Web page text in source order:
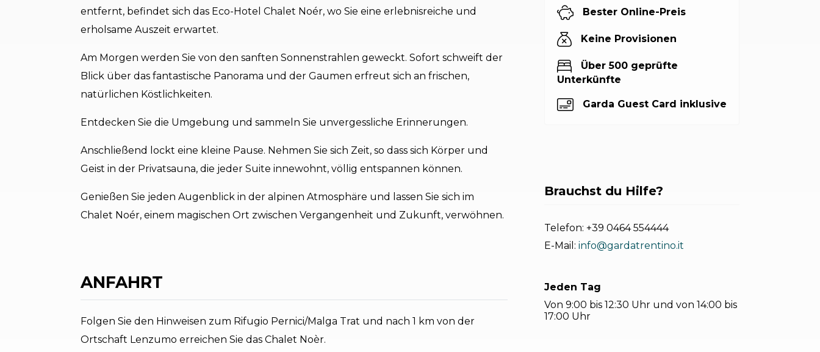
entfernt, befindet sich das Eco-Hotel Chalet Noér, wo Sie eine erlebnisreiche und
erholsame Auszeit erwartet.
Am Morgen werden Sie von den sanften Sonnenstrahlen geweckt. Sofort schweift der
Blick über das fantastische Panorama und der Gaumen erfreut sich an frischen,
natürlichen Köstlichkeiten.
Entdecken Sie die Umgebung und sammeln Sie unvergessliche Erinnerungen.
Anschließend lockt eine kleine Pause. Nehmen Sie sich Zeit, so dass sich Körper und
Geist in der Privatsauna, die jeder Suite innewohnt, völlig entspannen können.
Genießen Sie jeden Augenblick in der alpinen Atmosphäre und lassen Sie sich im
Chalet Noér, einem magischen Ort zwischen Vergangenheit und Zukunft, verwöhnen.
ANFAHRT
Folgen Sie den Hinweisen zum Rifugio Pernici/Malga Trat und nach 1 km von der
Ortschaft Lenzumo erreichen Sie das Chalet Noèr.
Bester Online-Preis
Keine Provisionen
Über 500 geprüfte
Unterkünfte
Garda Guest Card inklusive
Brauchst du Hilfe?
Telefon: +39 0464 554444
E-Mail: info@gardatrentino.it
Jeden Tag
Von 9:00 bis 12:30 Uhr und von 14:00 bis
17:00 Uhr